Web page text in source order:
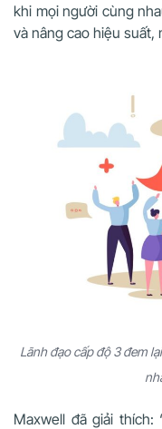
khi mọi người cùng
và nâng cao hiệu suất,
Lãnh đạo cấp độ 3 đem
Maxwell đã giải